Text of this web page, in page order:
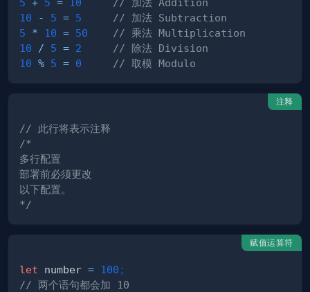
5 + 5 = 10
// 加法 Addition
10
- 5 = 5
// 加法 Subtraction
5
* 10 = 50
// 乘法 Multiplication
10
/ 5 = 2
// 除法 Division
10 % 5 = 0 // 取模 Modulo
注释
// 此行将表示注释
*/
赋值运算符
let number = 100 ;
// 两个语句都会加 10